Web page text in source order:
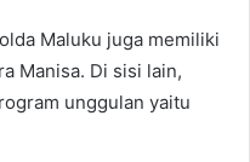
Maluku juga memiliki
Manisa. Di sisi lain,
unggulan yaitu